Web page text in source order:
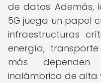
de datos. Además,
5G juega un papel
infraestructuras
energía,
más
inalámbrica de alta